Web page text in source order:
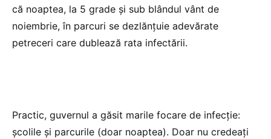
că noaptea, la 5 grade și sub blândul vânt de
noiembrie, în parcuri se dezlănțuie adevărate
petreceri care dublează rata infectării.
Practic, guvernul a găsit marile focare de infecție:
școlile și parcurile (doar noaptea). Doar nu credeați